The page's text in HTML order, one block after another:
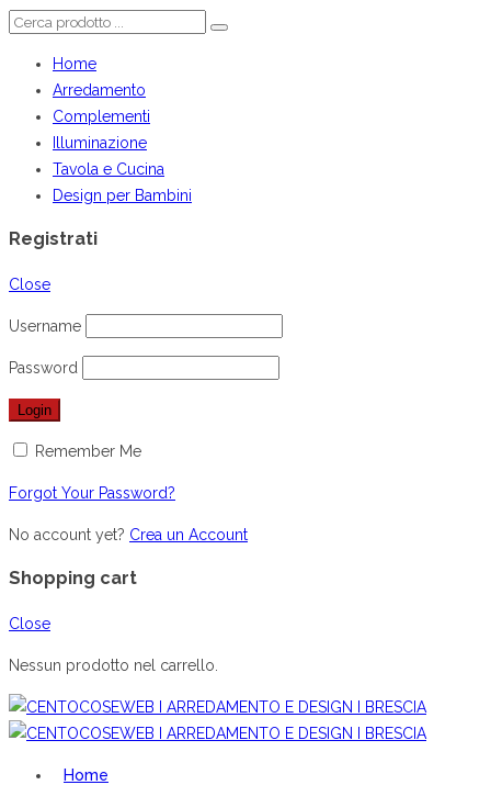
Home
Arredamento
Complementi
Illuminazione
Tavola e Cucina
Design per Bambini
Registrati
Close
Username
Password
Remember Me
Forgot Your Password?
No account yet? Crea un Account
Shopping cart
Close
Nessun prodotto nel carrello.
Home